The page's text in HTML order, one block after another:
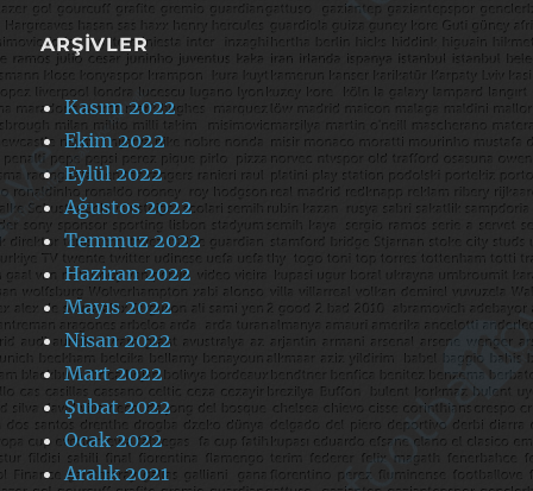
ARŞIVLER
Kasım 2022
Ekim 2022
Eylül 2022
Ağustos 2022
Temmuz 2022
Haziran 2022
Mayıs 2022
Nisan 2022
Mart 2022
Şubat 2022
Ocak 2022
Aralık 2021